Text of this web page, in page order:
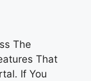
The
That
If You